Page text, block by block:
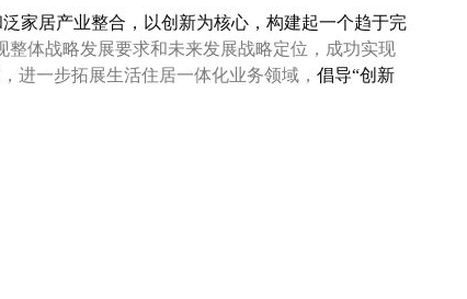
泛家居产业整合，以创新为核心， 构建起一个趋于完
体战略发展要求和未来发展战略定位，成功实现
进一步拓展生活住居一体化业务领域， 倡导“创新